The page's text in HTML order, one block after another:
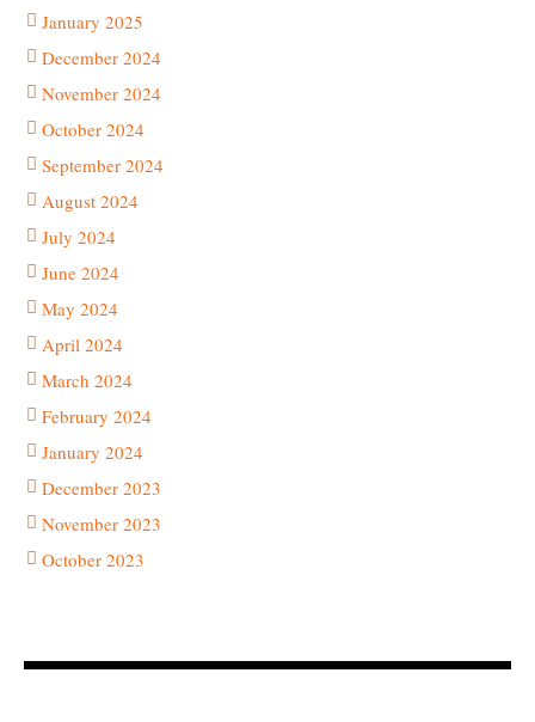
January 2025
December 2024
November 2024
October 2024
September 2024
August 2024
July 2024
June 2024
May 2024
April 2024
March 2024
February 2024
January 2024
December 2023
November 2023
October 2023